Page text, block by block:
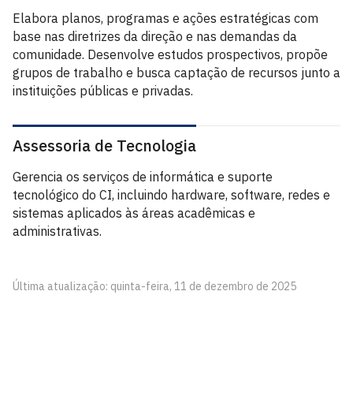
Elabora planos, programas e ações estratégicas com
base nas diretrizes da direção e nas demandas da
comunidade. Desenvolve estudos prospectivos, propõe
grupos de trabalho e busca captação de recursos junto a
instituições públicas e privadas.
Assessoria de Tecnologia
Gerencia os serviços de informática e suporte
tecnológico do CI, incluindo hardware, software, redes e
sistemas aplicados às áreas acadêmicas e
administrativas.
Última atualização: quinta-feira, 11 de dezembro de 2025